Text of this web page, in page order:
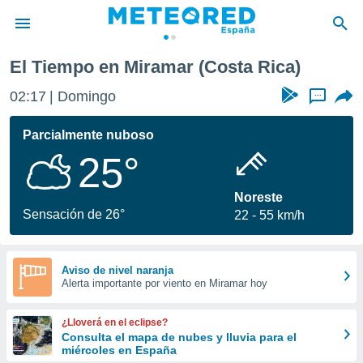
de
por
se
calidad.
a este
las
y
digital
basada
El Tiempo en Miramar (Costa Rica)
02:17 Domingo ...
Parcialmente nuboso
25°
Sensación de 26°
Noreste
22
55 km/h
Aviso de nivel naranja
Alerta importante por viento en Miramar hoy
¿Lloverá en el eclipse?
Consulta el mapa de nubes y lluvia para el
miércoles en España